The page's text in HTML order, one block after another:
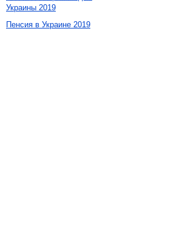
Украины 2019
Пенсия в Украине 2019